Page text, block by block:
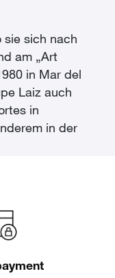
sie sich nach
am „Art
in Mar del
Laiz auch
in
in der